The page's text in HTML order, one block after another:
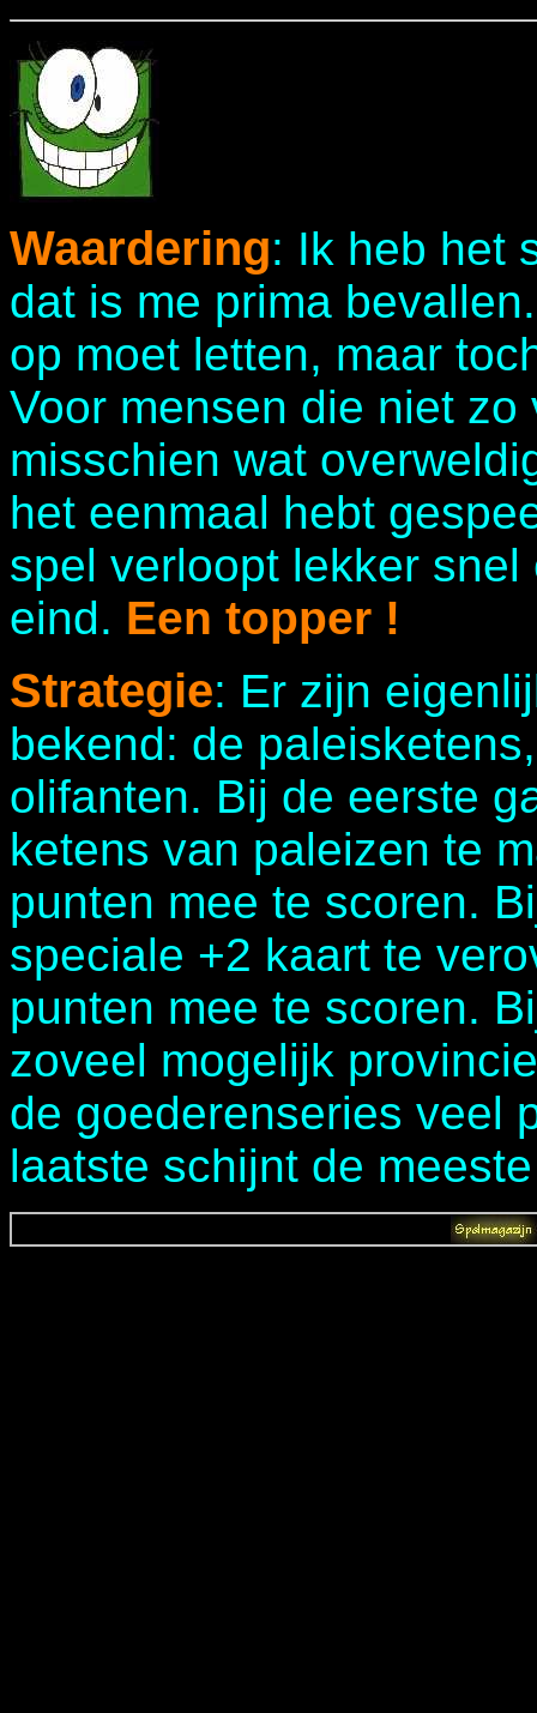
Waardering: Ik heb het
dat is me prima
op moet letten, maar
Voor mensen die niet
misschien wat
het eenmaal hebt
spel verloopt lekker
eind. Een topper !
Strategie: Er zijn
bekend: de
olifanten. Bij de eerste
ketens van paleizen te
punten mee te scoren.
speciale +2 kaart te
punten mee te scoren.
zoveel mogelijk
de goederenseries veel
laatste schijnt de